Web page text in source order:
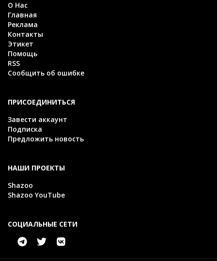
О Нас
Главная
Реклама
Контакты
Этикет
Помощь
RSS
Сообщить об ошибке
ПРИСОЕДИНИТЬСЯ
Завести аккаунт
Подписка
Предложить новость
НАШИ ПРОЕКТЫ
Shazoo
Shazoo YouTube
СОЦИАЛЬНЫЕ СЕТИ